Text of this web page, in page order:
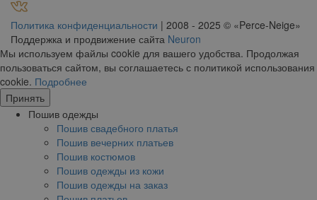
Политика конфиденциальности | 2008 - 2025 © «Perce-Neige»
Поддержка и продвижение сайта Neuron
Мы используем файлы cookie для вашего удобства. Продолжая
пользоваться сайтом, вы соглашаетесь с политикой использования
cookie. Подробнее
Принять
Пошив одежды
Пошив свадебного платья
Пошив вечерних платьев
Пошив костюмов
Пошив одежды из кожи
Пошив одежды на заказ